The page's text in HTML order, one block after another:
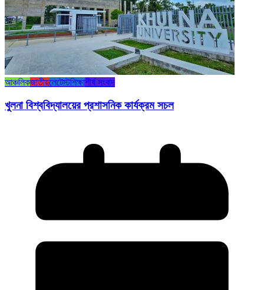
আঞ্চলিকজাতীয়লেটেস্টশিক্ষাশীর্ষ সংবাদ
খুলনা বিশ্ববিদ্যালয়ের প্রশাসনিক কার্যক্রম সচল